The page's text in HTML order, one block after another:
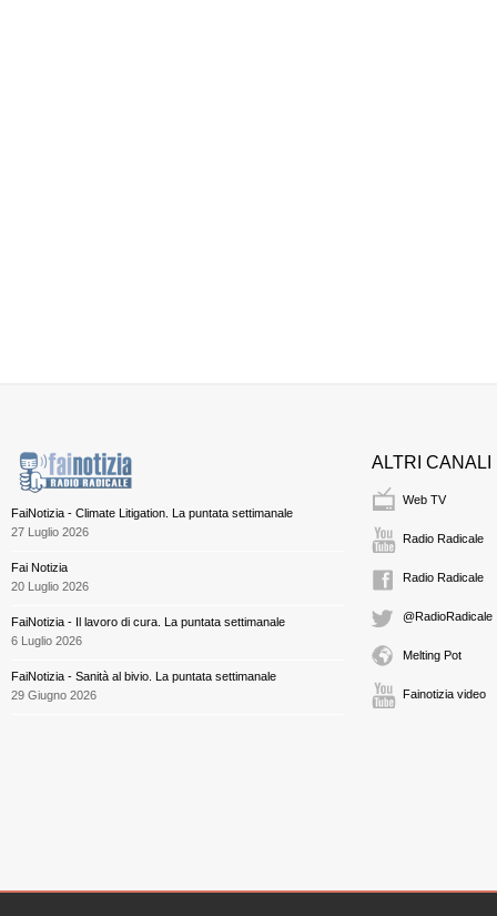
FaiNotizia - Climate Litigation. La puntata settimanale
27 Luglio 2026
Fai Notizia
20 Luglio 2026
FaiNotizia - Il lavoro di cura. La puntata settimanale
6 Luglio 2026
FaiNotizia - Sanità al bivio. La puntata settimanale
29 Giugno 2026
ALTRI CANALI
Web TV
Radio Radicale
Radio Radicale
@RadioRadicale
Melting Pot
Fainotizia video